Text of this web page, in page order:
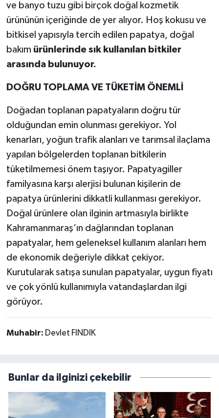
ve banyo tuzu gibi birçok doğal kozmetik
ürününün içeriğinde de yer alıyor. Hoş kokusu ve
bitkisel yapısıyla tercih edilen papatya, doğal
bakım ürünlerinde sık kullanılan bitkiler
arasında bulunuyor.
DOĞRU TOPLAMA VE TÜKETİM ÖNEMLİ
Doğadan toplanan papatyaların doğru tür
olduğundan emin olunması gerekiyor. Yol
kenarları, yoğun trafik alanları ve tarımsal ilaçlama
yapılan bölgelerden toplanan bitkilerin
tüketilmemesi önem taşıyor. Papatyagiller
familyasına karşı alerjisi bulunan kişilerin de
papatya ürünlerini dikkatli kullanması gerekiyor.
Doğal ürünlere olan ilginin artmasıyla birlikte
Kahramanmaraş’ın dağlarından toplanan
papatyalar, hem geleneksel kullanım alanları hem
de ekonomik değeriyle dikkat çekiyor.
Kurutularak satışa sunulan papatyalar, uygun fiyatı
ve çok yönlü kullanımıyla vatandaşlardan ilgi
görüyor.
Muhabir: Devlet FINDIK
Bunlar da ilginizi çekebilir